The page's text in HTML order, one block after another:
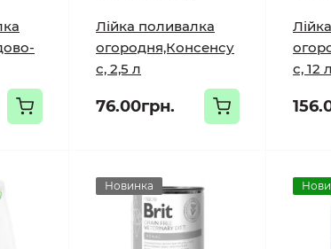
Лійка поливалка
огородня,Консенсу
с, 2,5 л
76.00грн.
с, 12 л
Новинка